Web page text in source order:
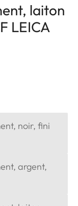
laiton
LEICA
noir, fini
argent,